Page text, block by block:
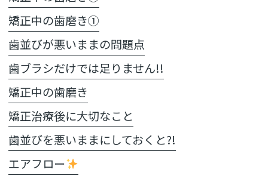
矯正中の歯磨き①
歯並びが悪いままの問題点
歯ブラシだけでは足りません!!
矯正中の歯磨き
矯正治療後に大切なこと
歯並びを悪いままにしておくと?!
エアフロー